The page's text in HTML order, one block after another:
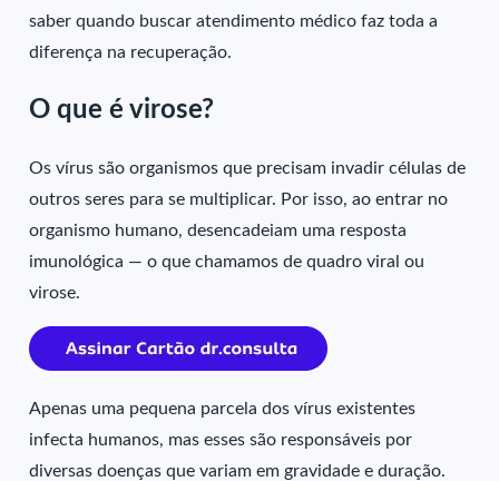
saber quando buscar atendimento médico faz toda a
diferença na recuperação.
O que é virose?
Os vírus são organismos que precisam invadir células de
outros seres para se multiplicar. Por isso, ao entrar no
organismo humano, desencadeiam uma resposta
imunológica — o que chamamos de quadro viral ou
virose.
Apenas uma pequena parcela dos vírus existentes
infecta humanos, mas esses são responsáveis por
diversas doenças que variam em gravidade e duração.